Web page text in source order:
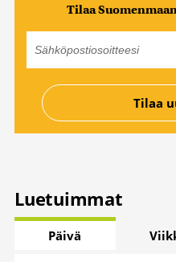
Tilaa
Luetuimmat
Päivä